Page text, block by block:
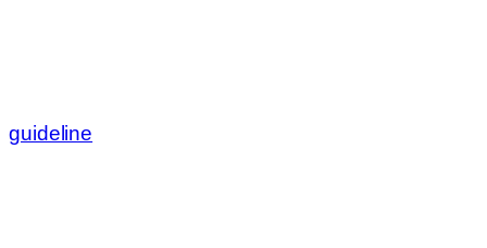
guideline